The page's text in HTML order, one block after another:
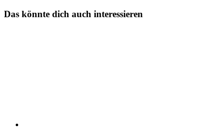
Das könnte dich auch interessieren